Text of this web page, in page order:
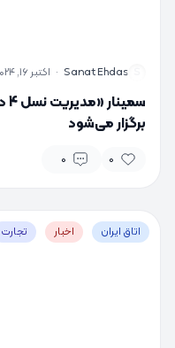
Sanat Ehdas
· اکتبر 16, 2024
برگزار می‌شود
0
0
اتاق ایران اخبار تجارت